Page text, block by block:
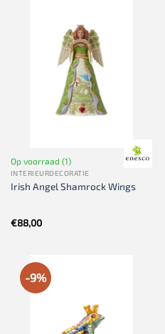
Op voorraad (1)
INTERIEURDECORATIE
Irish Angel Shamrock Wings
€88,00
-9%